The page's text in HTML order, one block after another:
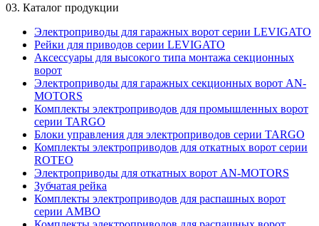
03. Каталог продукции
Электроприводы для гаражных ворот серии LEVIGATO
Рейки для приводов серии LEVIGATO
Аксессуары для высокого типа монтажа секционных
ворот
Электроприводы для гаражных секционных ворот AN-
MOTORS
Комплекты электроприводов для промышленных ворот
серии TARGO
Блоки управления для электроприводов серии TARGO
Комплекты электроприводов для откатных ворот серии
ROTEO
Электроприводы для откатных ворот AN-MOTORS
Зубчатая рейка
Комплекты электроприводов для распашных ворот
серии AMBO